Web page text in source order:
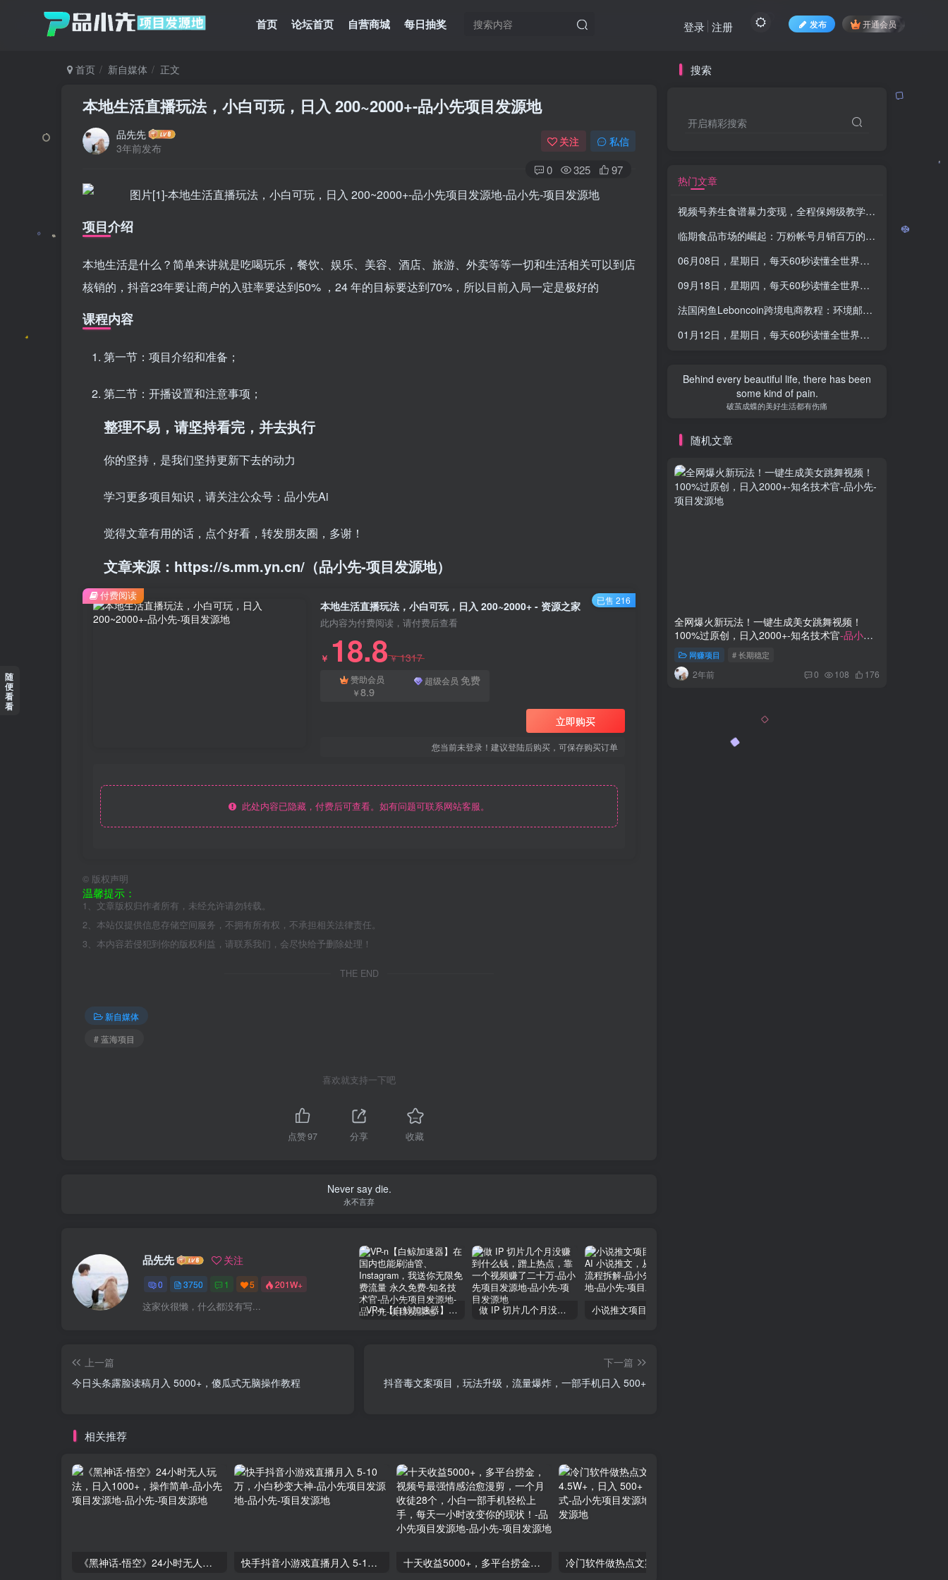
首页 论坛首页 自营商城 每日抽奖 发布 开通会员
登录 注册
首页 新自媒体 正文
本地生活直播玩法，小白可玩，日入 200~2000+-品小先项目发源地
品先先
3年前发布
关注 私信
0 325 97
项目介绍
本地生活是什么？简单来讲就是吃喝玩乐，餐饮、娱乐、美容、酒店、旅游、外卖等等一切和生活相关可以到店
核销的，抖音23年要让商户的入驻率要达到50% ，24 年的目标要达到70%，所以目前入局一定是极好的
课程内容
第一节：项目介绍和准备；
第二节：开播设置和注意事项；
整理不易，请坚持看完，并去执行
你的坚持，是我们坚持更新下去的动力
学习更多项目知识，请关注公众号：品小先Ai
觉得文章有用的话，点个好看，转发朋友圈，多谢！
文章来源：https://s.mm.yn.cn/（品小先-项目发源地）
本地生活直播玩法，小白可玩，日入 200~2000+ - 资源之家
此内容为付费阅读，请付费后查看
￥ 18.8￥1317
赞助会员
￥8.9
超级会员 免费
立即购买
您当前未登录！建议登陆后购买，可保存购买订单
此处内容已隐藏，付费后可查看。如有问题可联系网站客服。
付费阅读 已售 216
© 版权声明
温馨提示：
1、文章版权归作者所有，未经允许请勿转载。
2、本站仅提供信息存储空间服务，不拥有所有权，不承担相关法律责任。
3、本内容若侵犯到你的版权利益，请联系我们，会尽快给予删除处理！
THE END
新自媒体
# 蓝海项目
喜欢就支持一下吧
点赞97 分享 收藏
Never say die.
永不言弃
品先先 关注
0 3750 1 5 201W+
这家伙很懒，什么都没有写... VP-n【白鲸加速器】在国内也能刷油管、Instagram，我送你无限免费流量 永久免费-知名技术官-品小先项目发源地 做 IP 切片几个月没赚到什么钱，蹭上热点，靠一个视频赚了二十万-品小先项目发源地
上一篇
今日头条露脸读稿月入 5000+，傻瓜式无脑操作教程
下一篇
抖音毒文案项目，玩法升级，流量爆炸，一部手机日入 500+
相关推荐
《黑神话-悟空》24小时无人玩法，日入1000+，操作简单-品小先项目发源地 快手抖音小游戏直播月入 5-10 万，小白秒变大神-品小先项目发源地 十天收益5000+，多平台捞金，视频号最强情感治愈漫剪，一个月收徒28个，小白一部手机轻松上手，每天一小时改变你的现状！-品小先项目发源地
搜索
开启精彩搜索
热门文章
视频号养生食谱暴力变现，全程保姆级教学，小白也可轻松入手
临期食品市场的崛起：万粉帐号月销百万的秘密，小白教程大揭秘
06月08日，星期日，每天60秒读懂全世界！-品小先项目发源地
09月18日，星期四，每天60秒读懂全世界！-品小先项目发源地
法国闲鱼Leboncoin跨境电商教程：环境邮箱电话解决产品上传及流量，悄悄赚钱
01月12日，星期日，每天60秒读懂全世界！-品小先项目发源地
Behind every beautiful life, there has been
some kind of pain.
破茧成蝶的美好生活都有伤痛
随机文章
全网爆火新玩法！一键生成美女跳舞视频！
100%过原创，日入2000+-知名技术官-品小先
项目发源地
网赚项目 # 长期稳定
2年前 0 108 176
随
便
看
看